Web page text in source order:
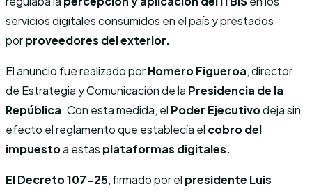
servicios digitales consumidos en el país y prestados
porproveedores del exterior.
El anuncio fue realizado porHomero Figueroa, director
de Estrategia y Comunicación de la Presidencia de la
República. Con esta medida, el Poder Ejecutivodeja sin
efecto el reglamento que establecía el cobro del
impuestoa estas plataformas digitales.
El Decreto 107-25, firmado por el presidente Luis